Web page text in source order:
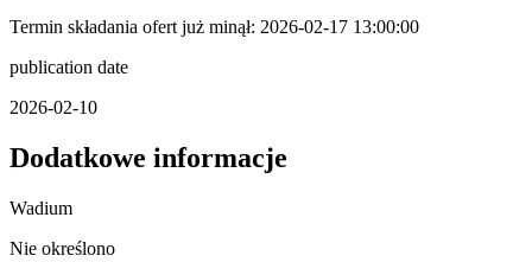
Termin składania ofert już minął: 2026-02-17 13:00:00
publication date
2026-02-10
Dodatkowe informacje
Wadium
Nie określono